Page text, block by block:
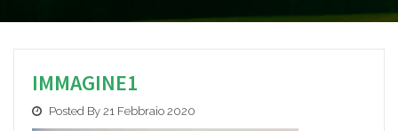
IMMAGINE1
Posted By 21 Febbraio 2020